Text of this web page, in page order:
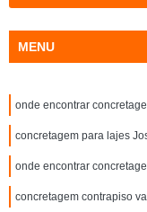
MENU
onde encontrar
concretagem para lajes
onde encontrar
concretagem contrapiso